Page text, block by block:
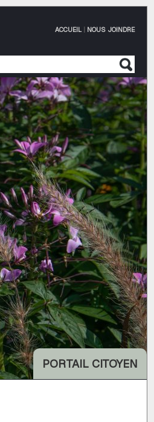
ACCUEIL| NOUS JOINDRE
PORTAIL CITOYEN